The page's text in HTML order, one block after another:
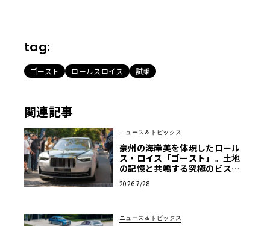
tag:
ゴースト ロールスロイス 試乗
関連記事
ニュース＆トピックス
豪州の海岸美を体現したロール
ス・ロイス「ゴースト」。土地
の記憶と共鳴する究極のビスポ
2026 7/28
ニュース＆トピックス